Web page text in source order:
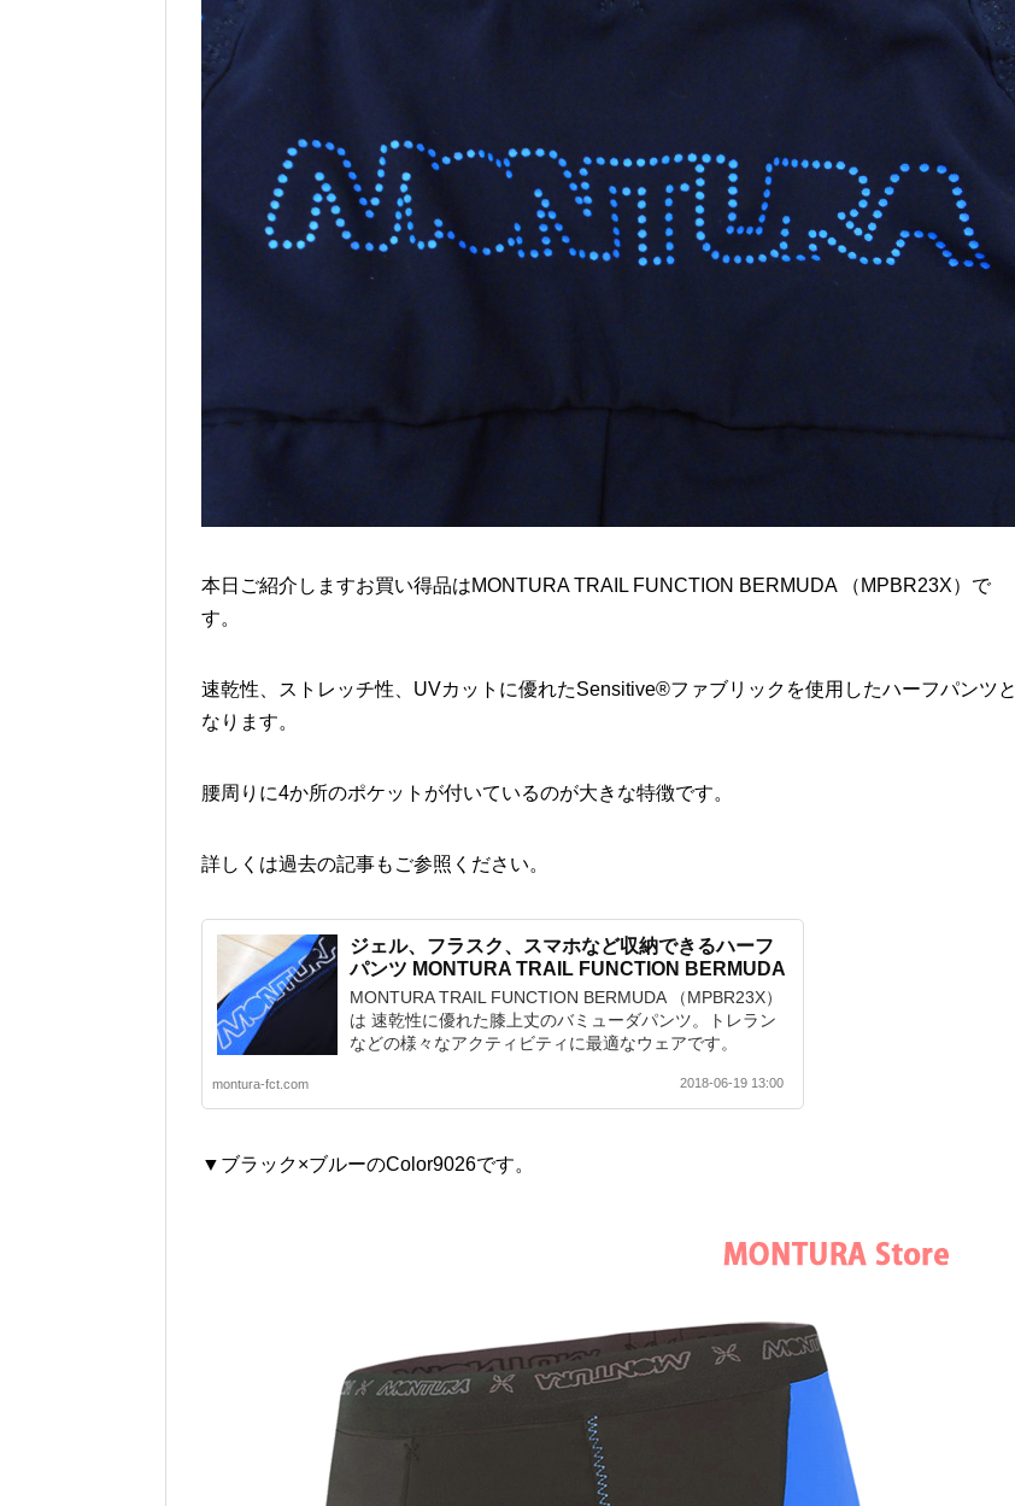
本日ご紹介しますお買い得品はMONTURA TRAIL FUNCTION BERMUDA （MPBR23X）で
す。
速乾性、ストレッチ性、UVカットに優れたSensitive®ファブリックを使用したハーフパンツと
なります。
腰周りに4か所のポケットが付いているのが大きな特徴です。
詳しくは過去の記事もご参照ください。
ジェル、フラスク、スマホなど収納できるハーフ
パンツ MONTURA TRAIL FUNCTION BERMUDA
MONTURA TRAIL FUNCTION BERMUDA （MPBR23X）
は 速乾性に優れた膝上丈のバミューダパンツ。トレラン
などの様々なアクティビティに最適なウェアです。
montura-fct.com 2018-06-19 13:00
▼ブラック×ブルーのColor9026です。